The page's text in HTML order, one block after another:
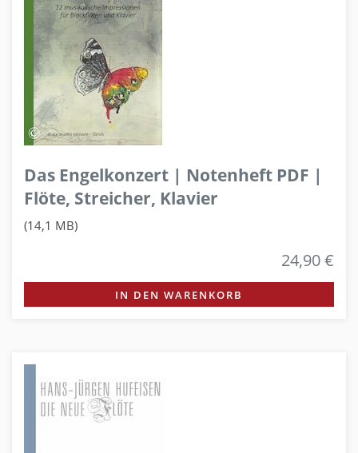
Das Engelkonzert | Notenheft PDF |
Flöte, Streicher, Klavier
(14,1 MB)
24,90 €
IN DEN WARENKORB